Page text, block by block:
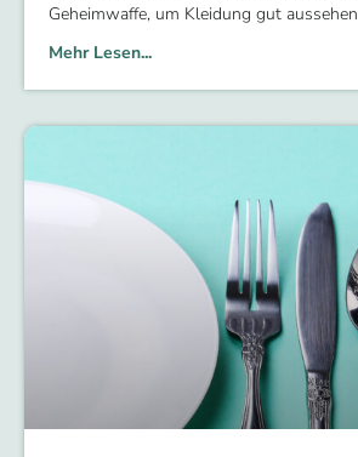
Geheimwaffe, um Kleidung gut aussehen
Mehr Lesen...